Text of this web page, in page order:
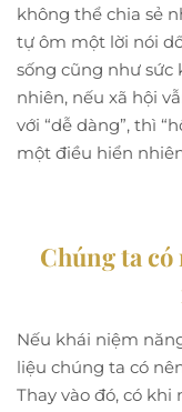
không thể chia sẻ
tự ôm một lời nói
sống cũng như sức
nhiên, nếu xã hội
với “dễ dàng”, thì
một điều hiển
Chúng ta
Nếu khái niệm
liệu chúng ta có
Thay vào đó, có